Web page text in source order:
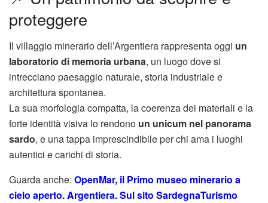
proteggere
Il villaggio minerario dell’Argentiera rappresenta oggi un
laboratorio di memoria urbana, un luogo dove si
intrecciano paesaggio naturale, storia industriale e
architettura spontanea.
La sua morfologia compatta, la coerenza dei materiali e la
forte identità visiva lo rendono un unicum nel panorama
sardo, e una tappa imprescindibile per chi ama i luoghi
autentici e carichi di storia.
Guarda anche: OpenMar, il Primo museo minerario a
cielo aperto. Argentiera. Sul sito SardegnaTurismo